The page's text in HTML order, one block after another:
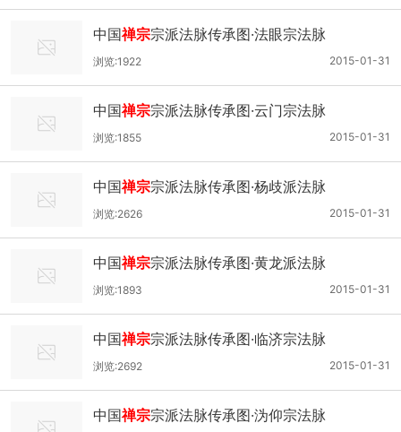
中国禅宗宗派法脉传承图·法眼宗法脉
2015-01-31
浏览:1922
中国禅宗宗派法脉传承图·云门宗法脉
2015-01-31
浏览:1855
中国禅宗宗派法脉传承图·杨歧派法脉
2015-01-31
浏览:2626
中国禅宗宗派法脉传承图·黄龙派法脉
2015-01-31
浏览:1893
中国禅宗宗派法脉传承图·临济宗法脉
2015-01-31
浏览:2692
中国禅宗宗派法脉传承图·沩仰宗法脉